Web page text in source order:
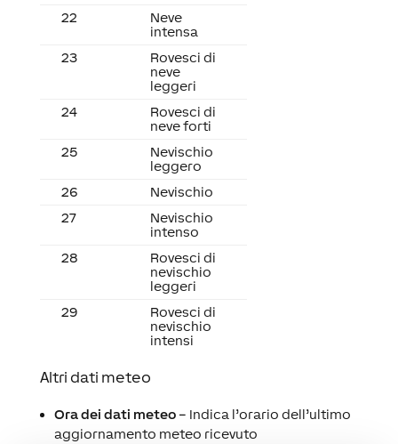
22
Neve
intensa
23
Rovesci di
neve
leggeri
24
Rovesci di
neve forti
25
Nevischio
leggero
26
Nevischio
27
Nevischio
intenso
28
Rovesci di
nevischio
leggeri
29
Rovesci di
nevischio
intensi
Altri dati meteo
Ora dei dati meteo– Indica l’orario dell’ultimo
aggiornamento meteo ricevuto